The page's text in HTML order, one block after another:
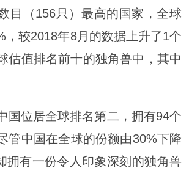
目（156只）最高的国家，全球
，较2018年8月的数据上升了1个
估值排名前十的独角兽中，其中
国位居全球排名第二，拥有94个
管中国在全球的份额由30%下降
拥有一份令人印象深刻的独角兽